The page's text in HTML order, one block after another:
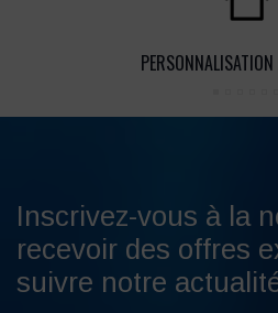
Inscrivez-vous à la
recevoir des offres
suivre notre